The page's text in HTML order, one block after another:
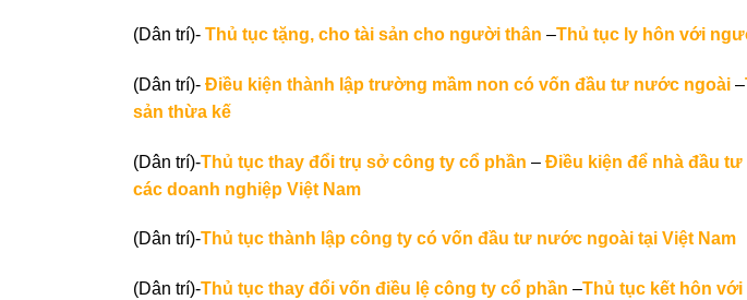
(Dân trí)- Thủ tục tặng, cho tài sản cho người thân –Thủ tục ly hôn với
(Dân trí)- Điều kiện thành lập trường mầm non có vốn đầu tư nước ngoài –
sản thừa kế
(Dân trí)-Thủ tục thay đổi trụ sở công ty cổ phần – Điều kiện để nhà đầu
các doanh nghiệp Việt Nam
(Dân trí)-Thủ tục thành lập công ty có vốn đầu tư nước ngoài tại Việt Nam
(Dân trí)-Thủ tục thay đổi vốn điều lệ công ty cổ phần –Thủ tục kết hôn